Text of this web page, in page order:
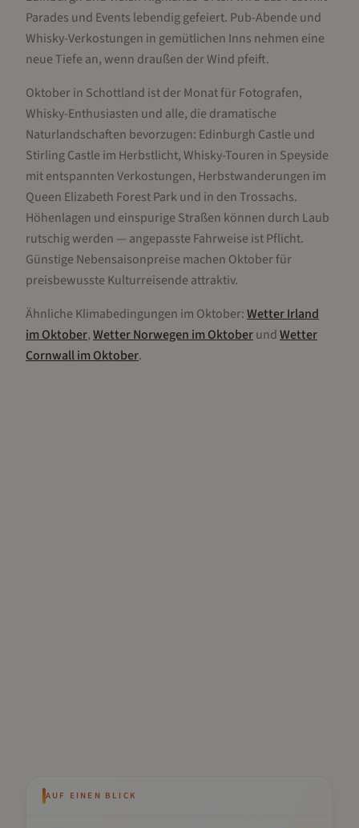
Parades und Events lebendig gefeiert. Pub-Abende und
Whisky-Verkostungen in gemütlichen Inns nehmen eine
neue Tiefe an, wenn draußen der Wind pfeift.
Oktober in Schottland ist der Monat für Fotografen,
Whisky-Enthusiasten und alle, die dramatische
Naturlandschaften bevorzugen: Edinburgh Castle und
Stirling Castle im Herbstlicht, Whisky-Touren in Speyside
mit entspannten Verkostungen, Herbstwanderungen im
Queen Elizabeth Forest Park und in den Trossachs.
Höhenlagen und einspurige Straßen können durch Laub
rutschig werden — angepasste Fahrweise ist Pflicht.
Günstige Nebensaisonpreise machen Oktober für
preisbewusste Kulturreisende attraktiv.
Ähnliche Klimabedingungen im Oktober:WetterIrland
imOktober,WetterNorwegen imOktoberundWetter
CornwallimOktober.
AUF EINEN BLICK